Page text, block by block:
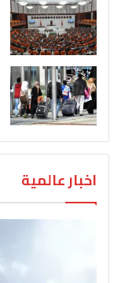
اخبار عالمية